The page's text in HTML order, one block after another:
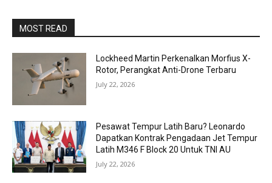
MOST READ
Lockheed Martin Perkenalkan Morfius X-
Rotor, Perangkat Anti-Drone Terbaru
July 22, 2026
Pesawat Tempur Latih Baru? Leonardo
Dapatkan Kontrak Pengadaan Jet Tempur
Latih M346 F Block 20 Untuk TNI AU
July 22, 2026